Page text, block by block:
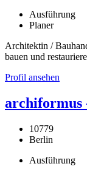
Ausführung
Planer
Architektin /
bauen und
Profil ansehen
archiformus
10779
Berlin
Ausführung